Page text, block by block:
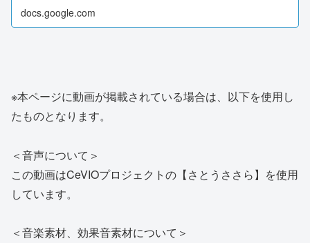
docs.google.com
※本ページに動画が掲載されている場合は、以下を使用し
たものとなります。
＜音声について＞
この動画はCeVIOプロジェクトの【さとうささら】を使用
しています。
＜音楽素材、効果音素材について＞